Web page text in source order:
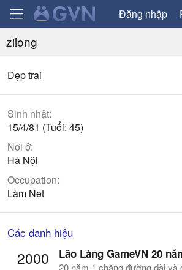
Đăng nhập
zilong
Đẹp trai
Sinh nhật
15/4/81 (Tuổi: 45)
Nơi ở
Hà Nội
Occupation
Làm Net
Các danh hiệu
2000 Lão Làng GameVN 20
20 năm 1 chặng đường dài và